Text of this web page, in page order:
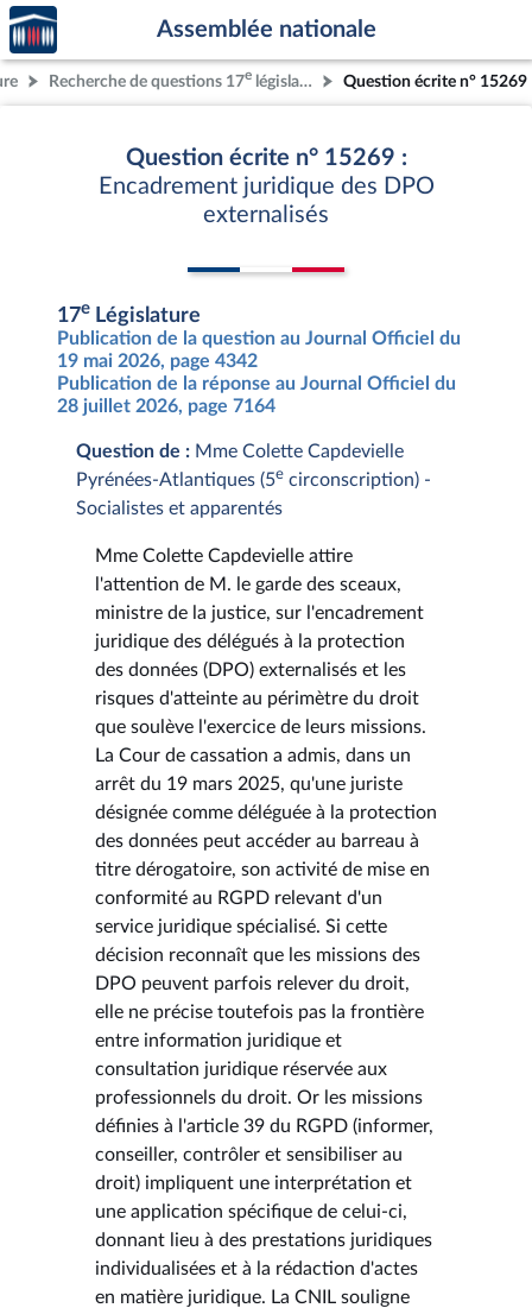
Aller au contenu
Aller en bas de la page
Accèder
à la
page
d'accueil
Assemblée nationale
Recherche de questions 17e législature Question écrite n° 15269
Question écrite n° 15269 :
Encadrement juridique des DPO
externalisés
17e Législature
Publication de la question au Journal Officiel du
19 mai 2026, page 4342
Publication de la réponse au Journal Officiel du
28 juillet 2026, page 7164
Question de : Mme Colette Capdevielle
Pyrénées-Atlantiques (5e circonscription) -
Socialistes et apparentés
Mme Colette Capdevielle attire
l'attention de M. le garde des sceaux,
ministre de la justice, sur l'encadrement
juridique des délégués à la protection
des données (DPO) externalisés et les
risques d'atteinte au périmètre du droit
que soulève l'exercice de leurs missions.
La Cour de cassation a admis, dans un
arrêt du 19 mars 2025, qu'une juriste
désignée comme déléguée à la protection
des données peut accéder au barreau à
titre dérogatoire, son activité de mise en
conformité au RGPD relevant d'un
service juridique spécialisé. Si cette
décision reconnaît que les missions des
DPO peuvent parfois relever du droit,
elle ne précise toutefois pas la frontière
entre information juridique et
consultation juridique réservée aux
professionnels du droit. Or les missions
définies à l'article 39 du RGPD (informer,
conseiller, contrôler et sensibiliser au
droit) impliquent une interprétation et
une application spécifique de celui-ci,
donnant lieu à des prestations juridiques
individualisées et à la rédaction d'actes
en matière juridique. La CNIL souligne